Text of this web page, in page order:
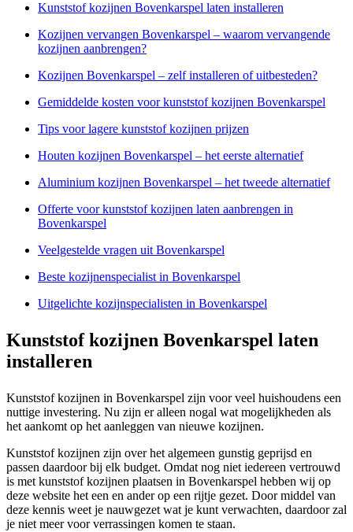
Kunststof kozijnen Bovenkarspel laten installeren
Kozijnen vervangen Bovenkarspel – waarom vervangende
kozijnen aanbrengen?
Kozijnen Bovenkarspel – zelf installeren of uitbesteden?
Gemiddelde kosten voor kunststof kozijnen Bovenkarspel
Tips voor lagere kunststof kozijnen prijzen
Houten kozijnen Bovenkarspel – het eerste alternatief
Aluminium kozijnen Bovenkarspel – het tweede alternatief
Offerte voor kunststof kozijnen laten aanbrengen in
Bovenkarspel
Veelgestelde vragen uit Bovenkarspel
Beste kozijnenspecialist in Bovenkarspel
Uitgelichte kozijnspecialisten in Bovenkarspel
Kunststof kozijnen Bovenkarspel laten
installeren
Kunststof kozijnen in Bovenkarspel zijn voor veel huishoudens een
nuttige investering. Nu zijn er alleen nogal wat mogelijkheden als
het aankomt op het aanleggen van nieuwe kozijnen.
Kunststof kozijnen zijn over het algemeen gunstig geprijsd en
passen daardoor bij elk budget. Omdat nog niet iedereen vertrouwd
is met kunststof kozijnen plaatsen in Bovenkarspel hebben wij op
deze website het een en ander op een rijtje gezet. Door middel van
deze kennis weet je nauwgezet wat je kunt verwachten, daardoor zal
je niet meer voor verrassingen komen te staan.